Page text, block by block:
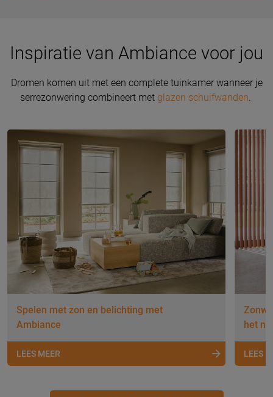
Inspiratie van Ambiance voor jou
Dromen komen uit met een complete tuinkamer wanneer je
serrezonwering combineert met glazen schuifwanden.
Spelen met zon en belichting met
Ambiance
LEES MEER
het
LEES